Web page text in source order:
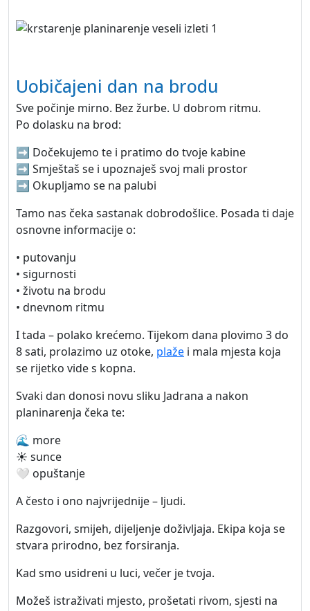
Uobičajeni dan na brodu
Sve počinje mirno. Bez žurbe. U dobrom ritmu.
Po dolasku na brod:
➡️ Dočekujemo te i pratimo do tvoje kabine
➡️ Smještaš se i upoznaješ svoj mali prostor
➡️ Okupljamo se na palubi
Tamo nas čeka sastanak dobrodošlice. Posada ti daje
osnovne informacije o:
• putovanju
• sigurnosti
• životu na brodu
• dnevnom ritmu
I tada – polako krećemo. Tijekom dana plovimo 3 do
8 sati, prolazimo uz otoke, plaže i mala mjesta koja
se rijetko vide s kopna.
Svaki dan donosi novu sliku Jadrana a nakon
planinarenja čeka te:
🌊 more
☀️ sunce
🤍 opuštanje
A često i ono najvrijednije – ljudi.
Razgovori, smijeh, dijeljenje doživljaja. Ekipa koja se
stvara prirodno, bez forsiranja.
Kad smo usidreni u luci, večer je tvoja.
Možeš istraživati mjesto, prošetati rivom, sjesti na